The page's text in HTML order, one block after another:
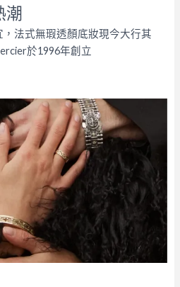
潮
法式無瑕透顏底妝現今大行其
於1996年創立